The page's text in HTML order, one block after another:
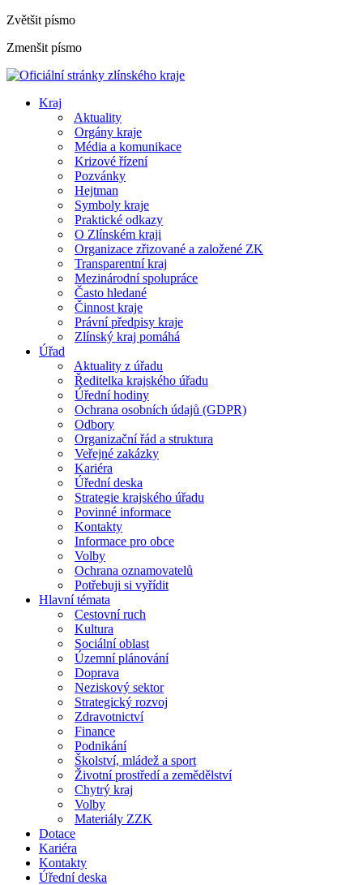
Zvětšit písmo
Zmenšit písmo
Kraj
Aktuality
Orgány kraje
Média a komunikace
Krizové řízení
Pozvánky
Hejtman
Symboly kraje
Praktické odkazy
O Zlínském kraji
Organizace zřizované a založené ZK
Transparentní kraj
Mezinárodní spolupráce
Často hledané
Činnost kraje
Právní předpisy kraje
Zlínský kraj pomáhá
Úřad
Aktuality z úřadu
Ředitelka krajského úřadu
Úřední hodiny
Ochrana osobních údajů (GDPR)
Odbory
Organizační řád a struktura
Veřejné zakázky
Kariéra
Úřední deska
Strategie krajského úřadu
Povinné informace
Kontakty
Informace pro obce
Volby
Ochrana oznamovatelů
Potřebuji si vyřídit
Hlavní témata
Cestovní ruch
Kultura
Sociální oblast
Územní plánování
Doprava
Neziskový sektor
Strategický rozvoj
Zdravotnictví
Finance
Podnikání
Školství, mládež a sport
Životní prostředí a zemědělství
Chytrý kraj
Volby
Materiály ZZK
Dotace
Kariéra
Kontakty
Úřední deska